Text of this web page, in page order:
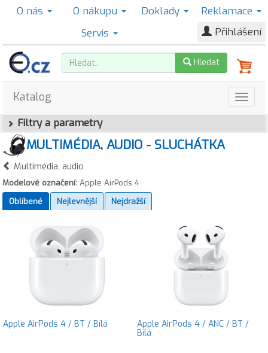
O nás O nákupu Doklady
Reklamace
Servis
Přihlášení
Hledat
Katalog
Filtry a parametry
MULTIMÉDIA, AUDIO - SLUCHÁTKA
Multimédia, audio
Modelové označení: Apple AirPods 4
Oblíbené
Nejlevnější Nejdražší
Apple AirPods 4 / BT / Bílá Apple AirPods 4 / ANC / BT /
Bílá